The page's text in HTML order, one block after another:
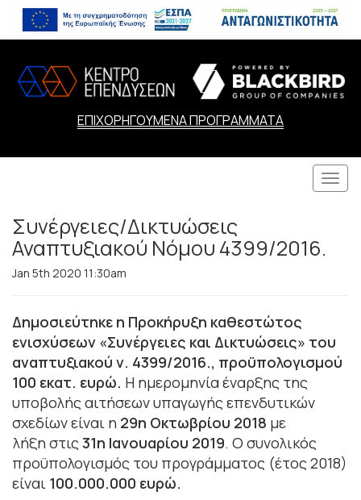
ΕΠΙΧΟΡΗΓΟΥΜΕΝΑ ΠΡΟΓΡΑΜΜΑΤΑ
Συνέργειες/Δικτυώσεις
Αναπτυξιακού Νόμου 4399/2016.
Jan 5th 2020 11:30am
Δημοσιεύτηκε η Προκήρυξη καθεστώτος
ενισχύσεων «Συνέργειες και Δικτυώσεις» του
αναπτυξιακού ν. 4399/2016., προϋπολογισμού
100 εκατ. ευρώ. Η ημερομηνία έναρξης της
υποβολής αιτήσεων υπαγωγής επενδυτικών
σχεδίων είναι η 29η Οκτωβρίου 2018 με
λήξη στις31η Ιανουαρίου 2019. Ο συνολικός
προϋπολογισμός του προγράμματος (έτος 2018)
είναι 100.000.000 ευρώ.